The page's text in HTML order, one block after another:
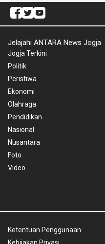
Jelajahi ANTARA News Jogja
Jogja Terkini
Politik
Peristiwa
Ekonomi
Olahraga
Pendidikan
Nasional
Nusantara
Foto
Video
Ketentuan Penggunaan
Kebijakan Privasi